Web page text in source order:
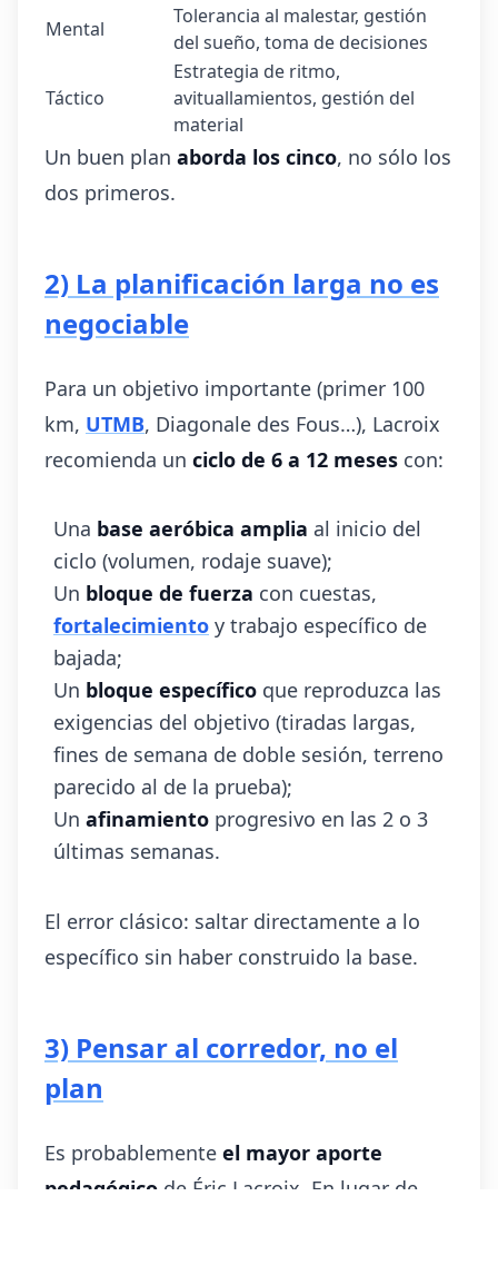
Mental
Tolerancia al malestar, gestión
del sueño, toma de decisiones
Táctico
Estrategia de ritmo,
avituallamientos, gestión del
material
Un buen plan aborda los cinco, no sólo los
dos primeros.
2) La planificación larga no es
negociable
Para un objetivo importante (primer 100
km, UTMB, Diagonale des Fous…), Lacroix
recomienda un ciclo de 6 a 12 meses con:
Una base aeróbica amplia al inicio del
ciclo (volumen, rodaje suave);
Un bloque de fuerza con cuestas,
fortalecimiento y trabajo específico de
bajada;
Un bloque específico que reproduzca las
exigencias del objetivo (tiradas largas,
fines de semana de doble sesión, terreno
parecido al de la prueba);
Un afinamiento progresivo en las 2 o 3
últimas semanas.
El error clásico: saltar directamente a lo
específico sin haber construido la base.
3) Pensar al corredor, no el
plan
Es probablemente el mayor aporte
pedagógico de Éric Lacroix. En lugar de